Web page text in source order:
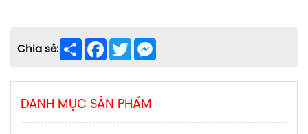
Chia sẻ: ShareFacebook
Twitter
DANH MỤC SẢN PHẨM